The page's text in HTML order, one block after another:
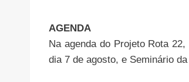
AGENDA
Na agenda do Projeto Rota
dia 7 de agosto, e Seminário